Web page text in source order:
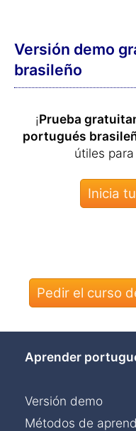
Versión demo
brasileño
¡Prueba
portugués
útiles
Pedir el curso
Aprender
Versión demo
Métodos de